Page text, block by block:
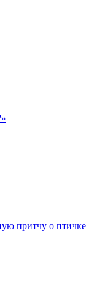
притчу о птичке